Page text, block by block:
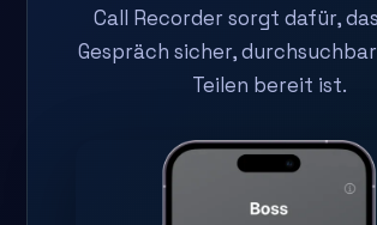
Call Recorder sorgt dafür,
Gespräch sicher,
Teilen bereit ist.